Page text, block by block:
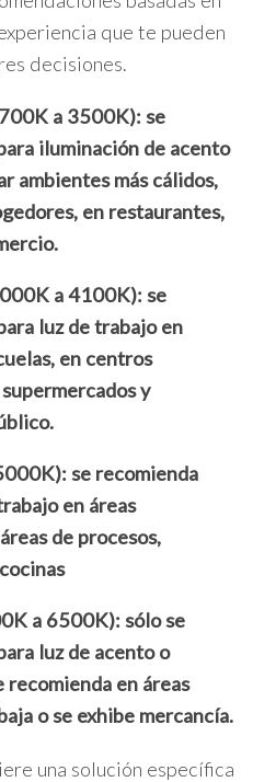
que te pueden
decisiones.
a 3500K): se
iluminación de acento
ambientes más cálidos,
en restaurantes,
a 4100K): se
luz de trabajo en
en centros
y
se recomienda
en áreas
de procesos,
a 6500K): sólo se
luz de acento o
recomienda en áreas
o se exhibe mercancía.
una solución específica